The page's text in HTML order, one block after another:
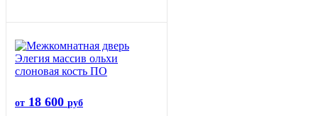
от 18 600 руб